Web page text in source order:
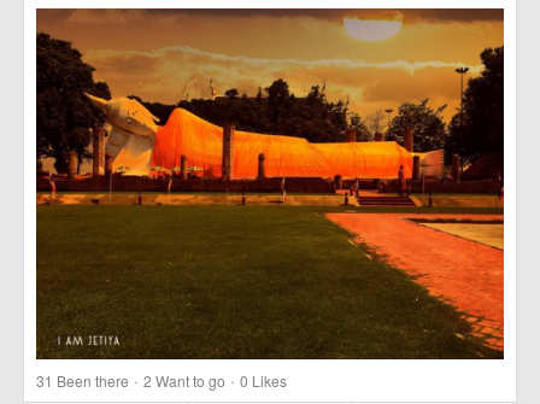
31 Been there · 2 Want to go · 0 Likes